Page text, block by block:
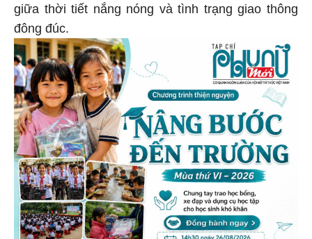
giữa thời tiết nắng nóng và tình trạng giao thông
đông đúc.